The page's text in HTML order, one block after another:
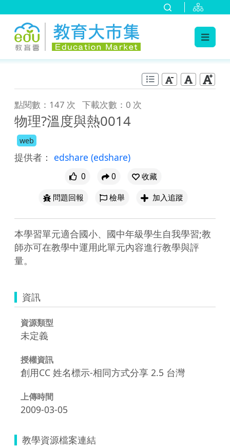
點閱數：147 次 下載次數：0 次
物理?溫度與熱0014
web
提供者： edshare (edshare)
0 0
收藏
問題回報
檢舉 加入追蹤
本學習單元適合國小、國中年級學生自我學習;教
師亦可在教學中運用此單元內容進行教學與評
量。
資訊
資源類型
未定義
授權資訊
創用CC 姓名標示-相同方式分享 2.5 台灣
上傳時間
2009-03-05
教學資源檔案連結